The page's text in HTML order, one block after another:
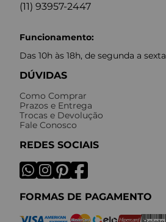
(11) 93957-2447
Funcionamento:
Das 10h às 18h, de segunda a sexta
DÚVIDAS
Como Comprar
Prazos e Entrega
Trocas e Devolução
Fale Conosco
REDES SOCIAIS
FORMAS DE PAGAMENTO